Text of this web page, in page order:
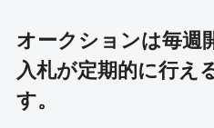
オークションは毎週
入札が定期的に行え
す。